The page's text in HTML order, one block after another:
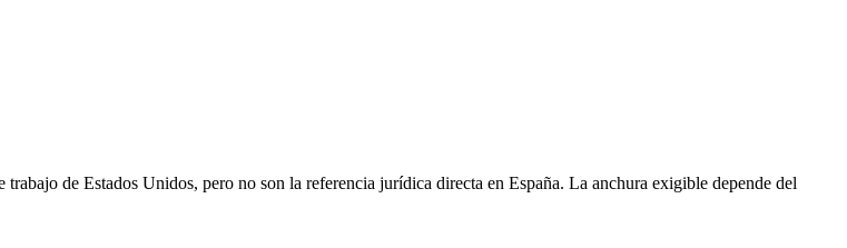
de Estados Unidos, pero no son la referencia jurídica directa en España. La anchura exigible depende del